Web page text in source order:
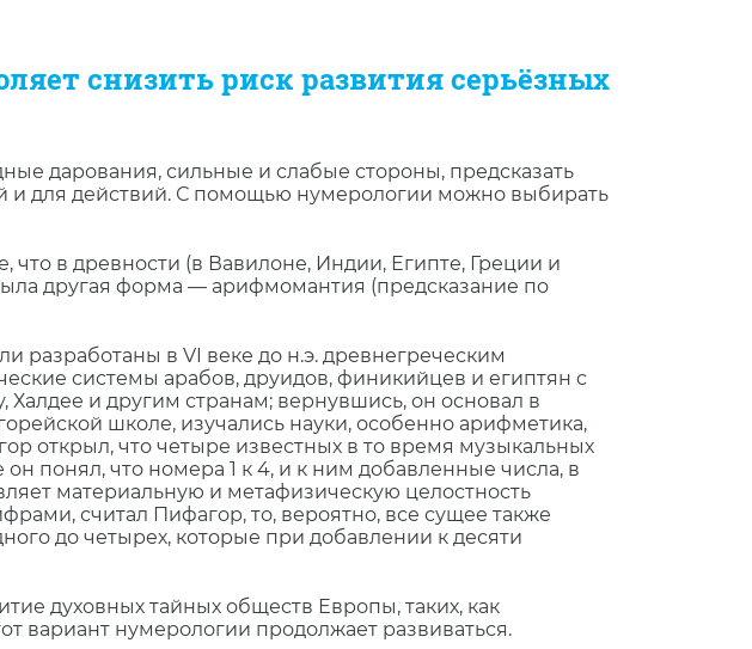
снизить риск развития серьёзных
дарования, сильные и слабые стороны, предсказать
и для действий. С помощью нумерологии можно выбирать
что в древности (в Вавилоне, Индии, Египте, Греции и
другая форма — арифмомантия (предсказание по
в VI веке до н.э. древнегреческим
системы арабов, друидов, финикийцев и египтян с
и другим странам; вернувшись, он основал в
школе, изучались науки, особенно арифметика,
открыл, что четыре известных в то время музыкальных
понял, что номера 1 к 4, и к ним добавленные числа, в
материальную и метафизическую целостность
считал Пифагор, то, вероятно, все сущее также
до четырех, которые при добавлении к десяти
духовных тайных обществ Европы, таких, как
вариант нумерологии продолжает развиваться.